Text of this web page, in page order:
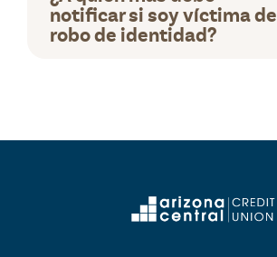
notificar si soy víctima de
robo de identidad?